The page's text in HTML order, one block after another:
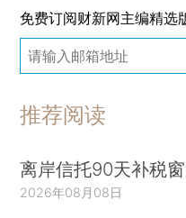
免费订阅财新网主编精选
推荐阅读
离岸信托90天补税
2026年08月08日